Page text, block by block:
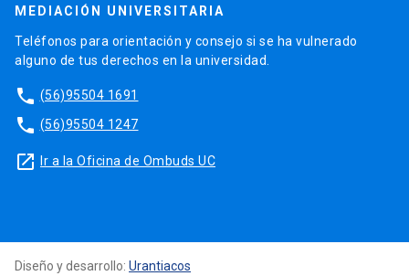
MEDIACIÓN UNIVERSITARIA
Teléfonos para orientación y consejo si se ha vulnerado
alguno de tus derechos en la universidad.
phone (56)95504 1691
phone (56)95504 1247
launch Ir a la Oficina de Ombuds UC
Diseño y desarrollo: Urantiacos